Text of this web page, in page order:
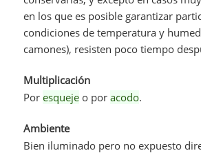
en los que es posible garantizar
condiciones de temperatura y
camones), resisten poco tiempo
Multiplicación
Poresqueje o poracodo.
Ambiente
Bien iluminado pero no expuesto